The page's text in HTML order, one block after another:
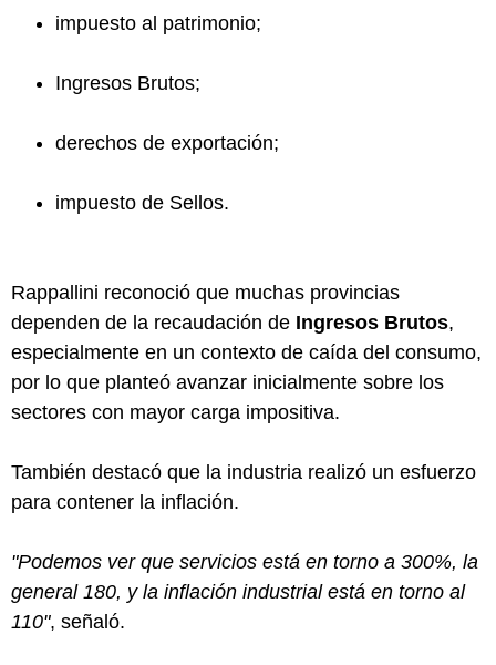
impuesto al patrimonio;
Ingresos Brutos;
derechos de exportación;
impuesto de Sellos.
Rappallini reconoció que muchas provincias
dependen de la recaudación de Ingresos Brutos,
especialmente en un contexto de caída del consumo,
por lo que planteó avanzar inicialmente sobre los
sectores con mayor carga impositiva.
También destacó que la industria realizó un esfuerzo
para contener la inflación.
"Podemos ver que servicios está en torno a 300%, la
general 180, y la inflación industrial está en torno al
110", señaló.